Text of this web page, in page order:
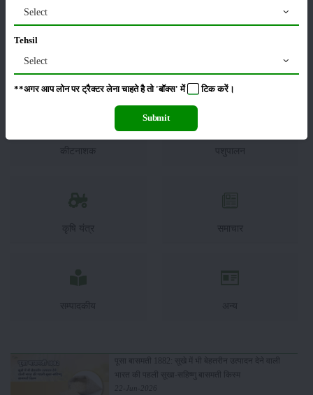
फसल भंडारण
कीटनाशक पशुपालन
कृषि यंत्र समाचार
सम्पादकीय अन्य
पूसा बासमती 1882: सूखे में भी बेहतरीन उत्पादन देने वाली
भारत की पहली सूखा-सहिष्णु बासमती किस्म
22-Jun-2026
Select
Tehsil
Select
**अगर आप लोन पर ट्रैक्टर लेना चाहते है तो 'बॉक्स' में टिककरें।
Submit